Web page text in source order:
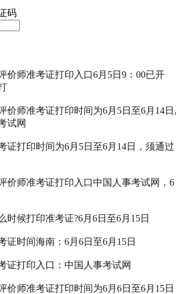
码
价师准考证打印入口6月5日9：00已开
价师准考证打印时间为6月5日至6月14日,
试网
证打印时间为6月5日至6月14日，须通过
价师准考证打印入口中国人事考试网，6
时候打印准考证?6月6日至6月15日
证时间海南：6月6日至6月15日
证打印入口：中国人事考试网
价师准考证打印时间为6月6日至6月15日